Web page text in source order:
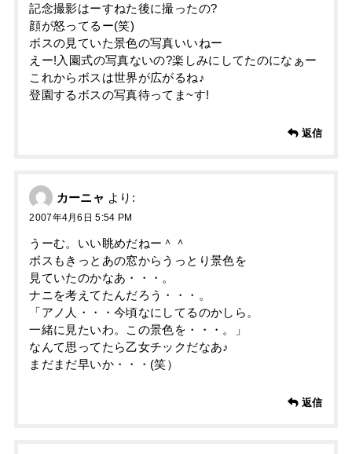
記念撮影はーすねた後に撮ったの?
顔が怒ってるー(笑)
ボスの見ていた景色の写真いいねー
えー!入園式の写真ないの?楽しみにしてたのになぁー
これからボスは世界が広がるね♪
登園するボスの写真待ってま~す!
返信
カーニャ より:
2007年4月6日 5:54 PM
うーむ。いい眺めだねー＾＾
ボスもきっとあの窓からうっとり景色を
見ていたのかなあ・・・。
ナニを考えてたんだろう・・・。
「アノ人・・・今頃なにしてるのかしら。
一緒に見たいわ。この景色を・・・。」
なんて思ってたら乙女チックだなあ♪
まだまだ早いか・・・(笑）
返信